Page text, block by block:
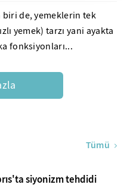
biri de, yemeklerin tek
yemek) tarzı yani ayakta
başka fonksiyonları...
Tümü
siyonizm tehdidi